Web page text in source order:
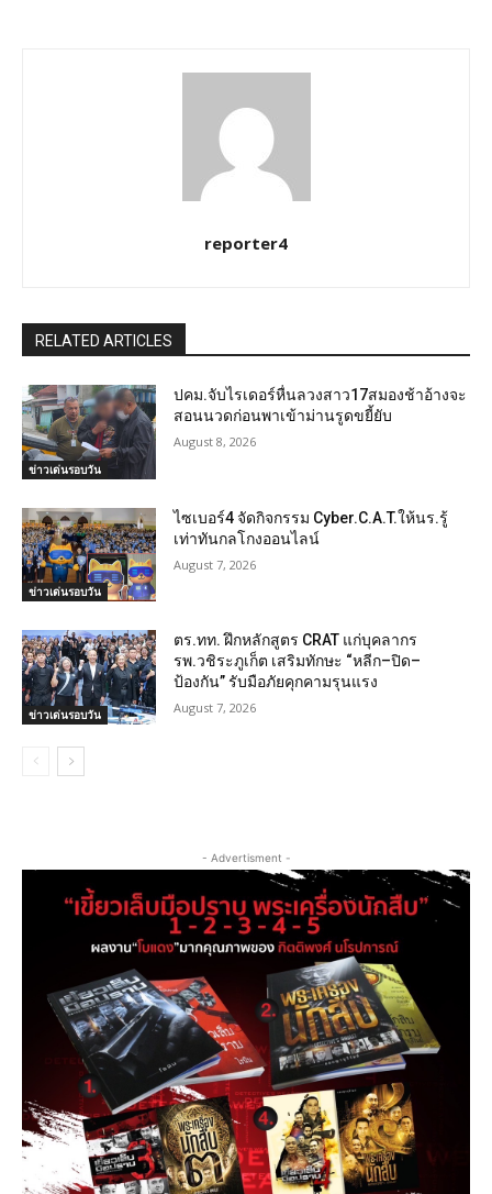
reporter4
RELATED ARTICLES
ข่าวเด่นรอบวัน
ปคม.จับไรเดอร์หื่นลวงสาว17สมองช้าอ้างจะ
สอนนวดก่อนพาเข้าม่านรูดขยี้ยับ
August 8, 2026
ข่าวเด่นรอบวัน
ไซเบอร์4 จัดกิจกรรม Cyber.C.A.T.ให้นร.รู้
เท่าทันกลโกงออนไลน์
August 7, 2026
ข่าวเด่นรอบวัน
ตร.ทท. ฝึกหลักสูตร CRAT แก่บุคลากร
รพ.วชิระภูเก็ต เสริมทักษะ “หลีก–ปิด–
ป้องกัน” รับมือภัยคุกคามรุนแรง
August 7, 2026
- Advertisment -